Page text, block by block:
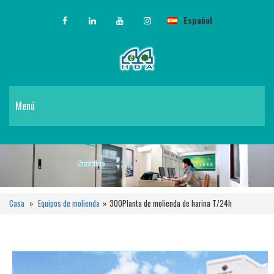
Menú
Español
Casa » Equipos de molienda » 300Planta de molienda de harina T/24h